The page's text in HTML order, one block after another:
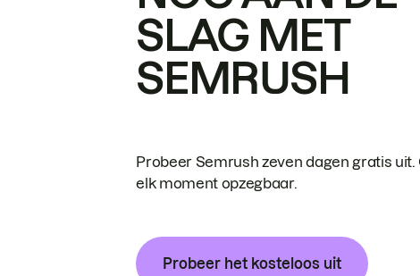
SLAG MET
SEMRUSH
Probeer Semrush zeven dagen gratis uit.
elk moment opzegbaar.
Probeer het kosteloos uit